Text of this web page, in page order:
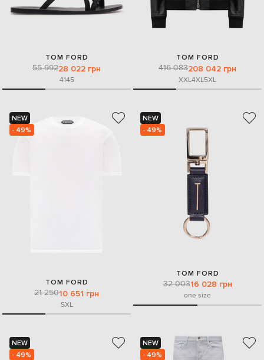
TOM FORD
55 99228 022 грн
4145
TOM FORD
416 083208 042 грн
XXL4XL5XL
NEW
- 49%
TOM FORD
21 25010 651 грн
SXL
NEW
- 49%
TOM FORD
32 00316 028 грн
one size
NEW
- 49%
NEW
- 49%